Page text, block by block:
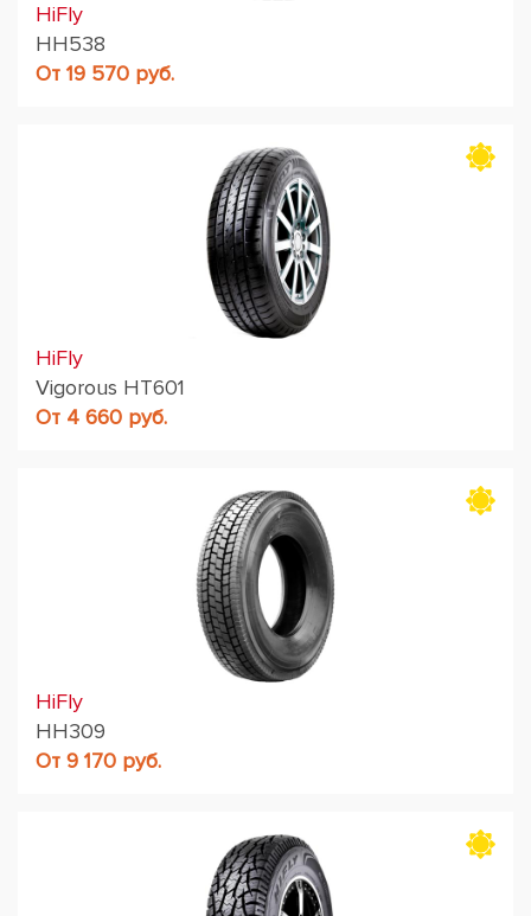
HiFly
HH538
От 19 570 руб.
HiFly
Vigorous HT601
От 4 660 руб.
HiFly
HH309
От 9 170 руб.